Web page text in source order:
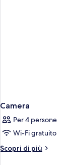
Camera
Per 4 persone
Wi-Fi gratuito
Scopri di più
Altri